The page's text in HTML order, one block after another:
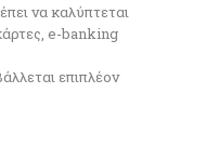
να καλύπτεται
e-banking
επιπλέον